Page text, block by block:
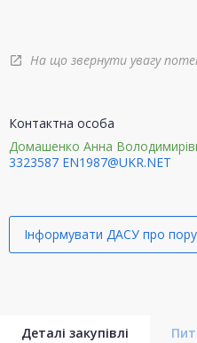
open_in_new На що звернути увагу
Контактна особа
Домашенко Анна
3323587 EN1987@UKR.NET
Інформувати ДАСУ про
Деталі закупівлі